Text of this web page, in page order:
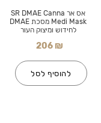
אס אר SR DMAE Canna
Medi Mask מסכת DMAE
לחידוש ומיצוק העור
206 ₪
להוסיף לסל